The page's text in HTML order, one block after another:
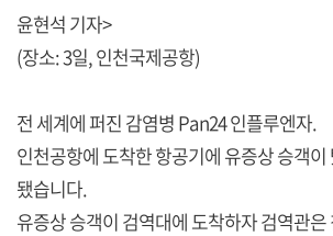
윤현석 기자>
(장소: 3일, 인천국제공항)
전 세계에 퍼진 감염병 Pan24 인플루엔자.
인천공항에 도착한 항공기에 유증상 승객
됐습니다.
유증상 승객이 검역대에 도착하자 검역관